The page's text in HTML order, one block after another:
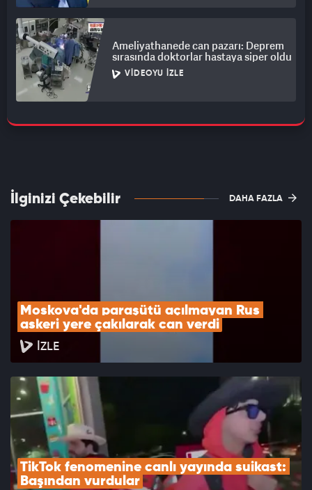
Ameliyathanede can pazarı: Deprem
sırasında doktorlar hastaya siper oldu
VIDEOYU İZLE
İlginizi Çekebilir DAHA FAZLA
Moskova'da paraşütü açılmayan Rus
askeri yere çakılarak can verdi
İZLE
TikTok fenomenine canlı yayında suikast:
Başından vurdular